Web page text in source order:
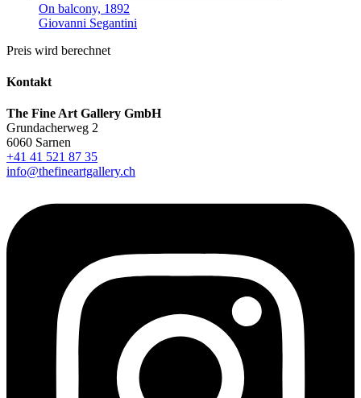
On balcony, 1892
Giovanni Segantini
Preis wird berechnet
Kontakt
The Fine Art Gallery GmbH
Grundacherweg 2
6060 Sarnen
+41 41 521 87 35
info@thefineartgallery.ch